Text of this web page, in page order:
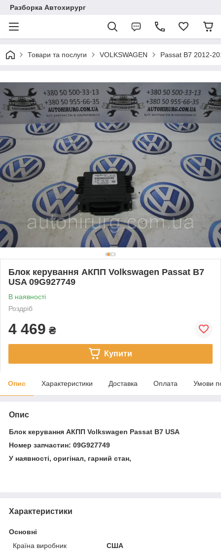
Разборка Автохирург
Товари та послуги VOLKSWAGEN Passat B7 2012-
Блок керування АКПП Volkswagen Passat B7
USA 09G927749
В наявності
Роздріб
4 469 ₴
Купити
Опис Характеристики Доставка Оплата Умови
Опис
Блок керування АКПП Volkswagen Passat B7 USA
Номер запчастин: 09G927749
У наявності, оригінал, гарний стан,
Характеристики
Основні
Країна виробник
США